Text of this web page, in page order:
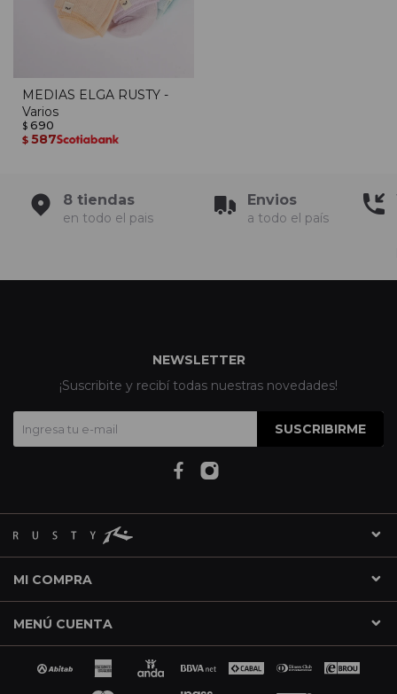
MEDIAS ELGA RUSTY -
Varios
$ 690
$ 587
8 tiendas
en todo el pais
Envios
a todo el país
MI COMPRA
MENÚ CUENTA
NEWSLETTER
¡Suscribite y recibí todas nuestras novedades!
SUSCRIBIRME